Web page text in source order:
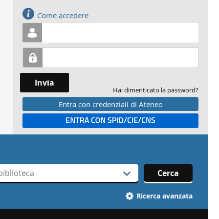
Come accedere
Invia
Hai dimenticato la password?
Entra con credenziali di Ateneo
Entra con SPID
Cerca
Ricerca avanzata